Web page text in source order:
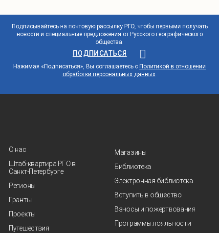
Подписывайтесь на почтовую рассылку РГО, чтобы первыми получать
новости и специальные предложения от Русского географического
общества.
ПОДПИСАТЬСЯ
Нажимая «Подписаться», Вы соглашаетесь с Политикой в отношении
обработки персональных данных.
О нас
Штаб-квартира РГО в
Санкт‑Петербурге
Регионы
Гранты
Проекты
Путешествия
Магазины
Библиотека
Электронная библиотека
Вступить в общество
Взносы и пожертвования
Программы лояльности